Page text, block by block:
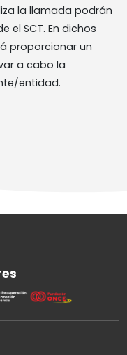
la llamada podrán
el SCT. En dichos
proporcionar un
a cabo la
entidad.